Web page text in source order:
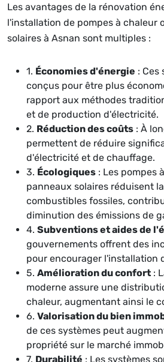
Les avantages de la rénovation
l'installation de pompes à chaleur
solaires à Asnan sont multiples :
1. Économies d'énergie : Ces
conçus pour être plus
rapport aux méthodes
et de production d'électricité.
2. Réduction des coûts : À
permettent de réduire
d'électricité et de chauffage.
3. Écologiques : Les pompes
panneaux solaires réduisent
combustibles fossiles,
diminution des émissions de
4. Subventions et aides de
gouvernements offrent des
pour encourager l'installation
5. Amélioration du confort :
moderne assure une
chaleur, augmentant ainsi le
6. Valorisation du bien
de ces systèmes peut
propriété sur le marché
7. Durabilité : Les systèmes